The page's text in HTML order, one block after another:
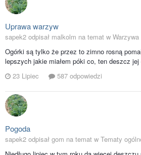
Uprawa warzyw
sapek2 odpisał malkolm na temat w
Ogórki są tylko że przez to zimno rosną
lepszych jakie miałem póki co, ten deszcz jej
23 Lipiec
587 odpowiedzi
Pogoda
sapek2 odpisał gom na temat w Tematy